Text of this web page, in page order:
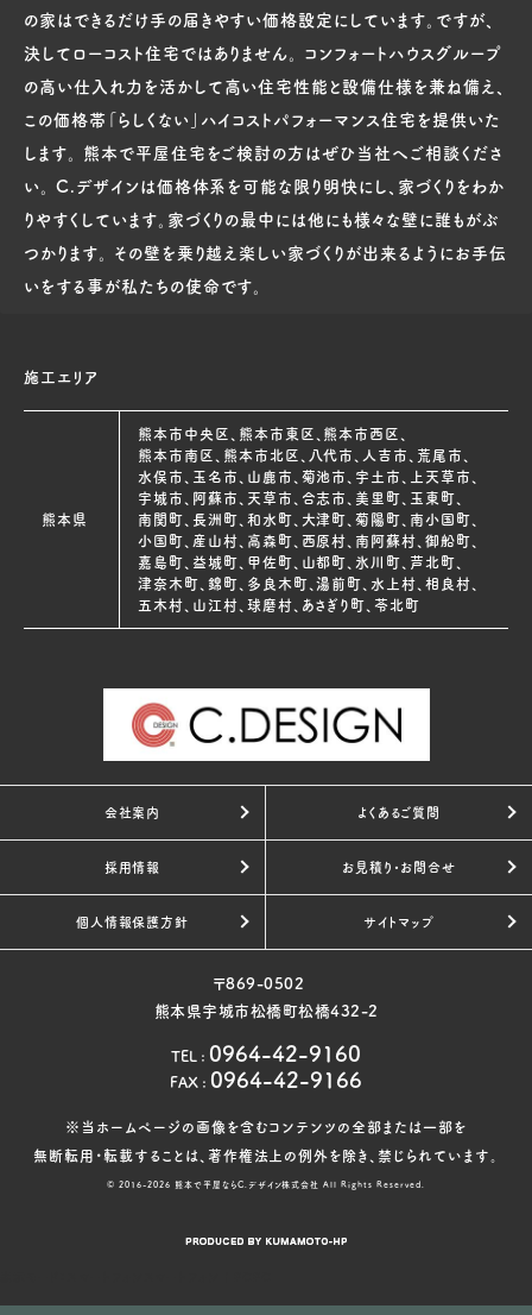
の家はできるだけ手の届きやすい価格設定にしています。ですが、
決してローコスト住宅ではありません。 コンフォートハウスグループ
の高い仕入れ力を活かして高い住宅性能と設備仕様を兼ね備え、
この価格帯「らしくない」ハイコストパフォーマンス住宅を提供いた
します。 熊本で平屋住宅をご検討の方はぜひ当社へご相談くださ
い。 C.デザインは価格体系を可能な限り明快にし、家づくりをわか
りやすくしています。家づくりの最中には他にも様々な壁に誰もがぶ
つかります。 その壁を乗り越え楽しい家づくりが出来るようにお手伝
いをする事が私たちの使命です。
施工エリア
熊本県
熊本市中央区、熊本市東区、熊本市西区、
熊本市南区、熊本市北区、八代市、人吉市、荒尾市、
水俣市、玉名市、山鹿市、菊池市、宇土市、上天草市、
宇城市、阿蘇市、天草市、合志市、美里町、玉東町、
南関町、長洲町、和水町、大津町、菊陽町、南小国町、
小国町、産山村、高森町、西原村、南阿蘇村、御船町、
嘉島町、益城町、甲佐町、山都町、氷川町、芦北町、
津奈木町、錦町、多良木町、湯前町、水上村、相良村、
五木村、山江村、球磨村、あさぎり町、苓北町
会社案内 よくあるご質問
採用情報 お見積り・お問合せ
個人情報保護方針 サイトマップ
〒869-0502
熊本県宇城市松橋町松橋432-2
TEL : 0964-42-9160
FAX : 0964-42-9166
※当ホームページの画像を含むコンテンツの全部または一部を
無断転用・転載することは、著作権法上の例外を除き、禁じられています。
© 2016-2026熊本で平屋ならC.デザイン株式会社 All Rights Reserved.